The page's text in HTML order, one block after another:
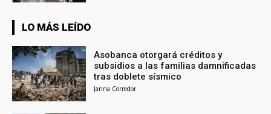
LO MÁS LEÍDO
Asobanca otorgará créditos y
subsidios a las familias damnificadas
tras doblete sísmico
Janna Corredor